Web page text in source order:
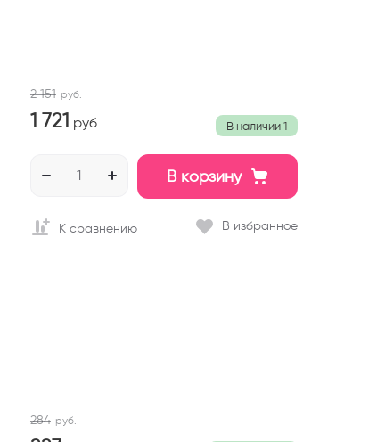
В наличии 1
2 151 руб.
1 721 руб.
В корзину
К сравнению В избранное
284 руб.